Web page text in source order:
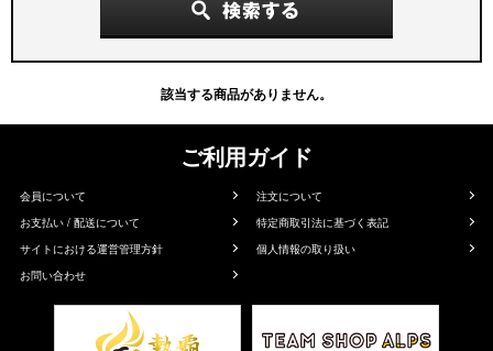
該当する商品がありません。
ご利用ガイド
会員について
注文について
お支払い / 配送について
特定商取引法に基づく表記
サイトにおける運営管理方針
個人情報の取り扱い
お問い合わせ